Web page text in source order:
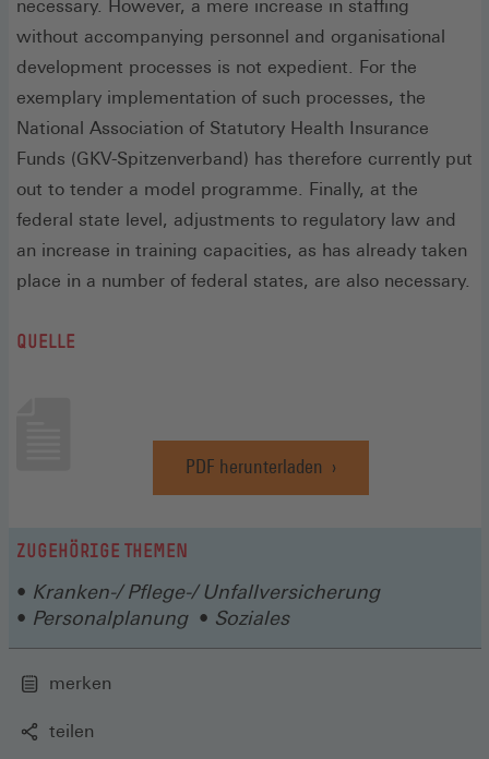
necessary. However, a mere increase in staffing
without accompanying personnel and organisational
development processes is not expedient. For the
exemplary implementation of such processes, the
National Association of Statutory Health Insurance
Funds (GKV-Spitzenverband) has therefore currently put
out to tender a model programme. Finally, at the
federal state level, adjustments to regulatory law and
an increase in training capacities, as has already taken
place in a number of federal states, are also necessary.
QUELLE
PDF herunterladen
(Öffnet
in
ZUGEHÖRIGE THEMEN
Kranken-/ Pflege-/ Unfallversicherung
Personalplanung
Soziales
merken
teilen